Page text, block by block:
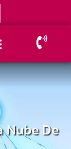
Nube De